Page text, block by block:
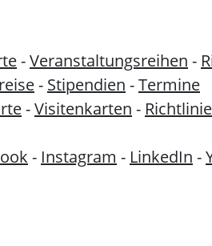
-Veranstaltungsreihen -
- Stipendien -Termine
-Visitenkarten -
- Instagram - LinkedIn -